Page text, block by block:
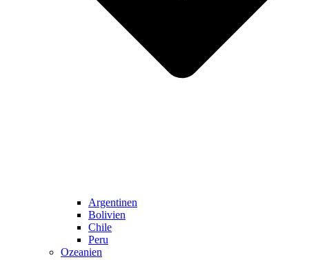
Argentinen
Bolivien
Chile
Peru
Ozeanien